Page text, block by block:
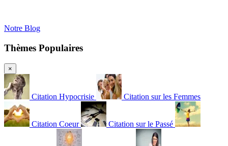
Notre Blog
Thèmes Populaires
×
Citation Hypocrisie Citation sur les Femmes
Citation Coeur Citation sur le Passé